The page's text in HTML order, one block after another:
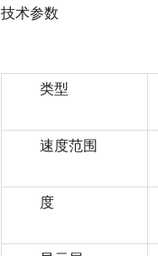
技术参数
类型
速度范围
度